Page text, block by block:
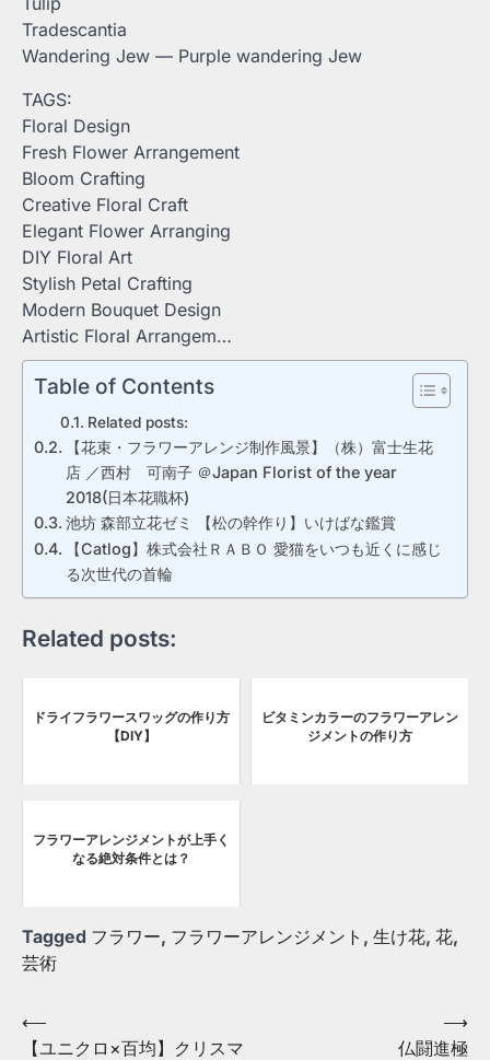
Tradescantia
Wandering Jew — Purple wandering Jew
TAGS:
Floral Design
Fresh Flower Arrangement
Bloom Crafting
Creative Floral Craft
Elegant Flower Arranging
DIY Floral Art
Stylish Petal Crafting
Modern Bouquet Design
Artistic Floral Arrangem…
Table of Contents
Related posts:
【花束・フラワーアレンジ制作風景】（株）富士生花
店 ／西村 可南子 ＠Japan Florist of the year
2018(日本花職杯)
池坊 森部立花ゼミ 【松の幹作り】いけばな鑑賞
【Catlog】株式会社ＲＡＢＯ 愛猫をいつも近くに感じ
る次世代の首輪
Related posts:
ドライフラワースワッグの作り方
【DIY】
ビタミンカラーのフラワーアレン
ジメントの作り方
フラワーアレンジメントが上手く
なる絶対条件とは？
Tagged フラワー, フラワーアレンジメント , 生け花, 花,
芸術
Post
⟵
【ユニクロ×百均】クリスマ
仏闘進極
⟶